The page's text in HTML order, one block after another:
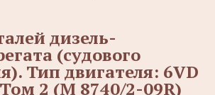
дизель-
(судового
Тип двигателя: 6VD
2 (М 8740/2-09R)